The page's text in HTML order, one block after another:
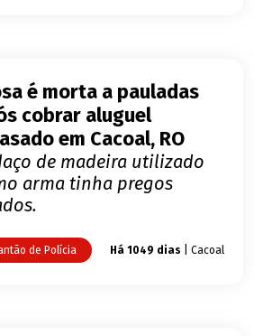
é morta a pauladas
cobrar aluguel
em Cacoal, RO
de madeira utilizado
arma tinha pregos
de Polícia Há 1049 dias | Cacoal